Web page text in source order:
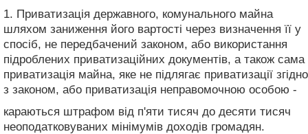
1. Приватизація державного, комунального майна
шляхом заниження його вартості через визначення її у
спосіб, не передбачений законом, або використання
підроблених приватизаційних документів, а також сама
приватизація майна, яке не підлягає приватизації згідно
з законом, або приватизація неправомочною особою -
караються штрафом від п'яти тисяч до десяти тисяч
неоподатковуваних мінімумів доходів громадян.